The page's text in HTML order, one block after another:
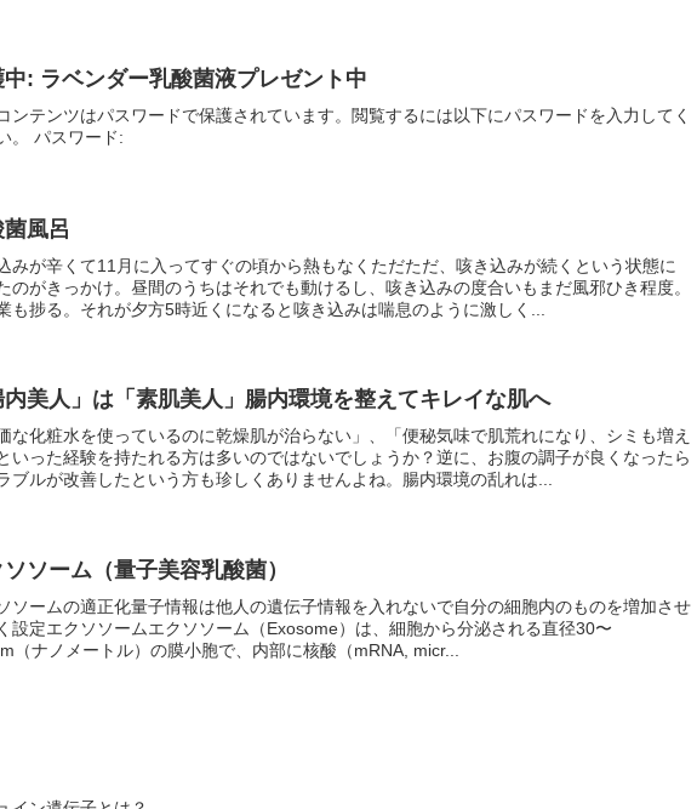
中: ラベンダー乳酸菌液プレゼント中
ンテンツはパスワードで保護されています。閲覧するには以下にパスワードを入力してく
。 パスワード:
風呂
みが辛くて11月に入ってすぐの頃から熱もなくただただ、咳き込みが続くという状態に
のがきっかけ。昼間のうちはそれでも動けるし、咳き込みの度合いもまだ風邪ひき程度。
も捗る。それが夕方5時近くになると咳き込みは喘息のように激しく...
内美人」は「素肌美人」腸内環境を整えてキレイな肌へ
価な化粧水を使っているのに乾燥肌が治らない」、「便秘気味で肌荒れになり、シミも増え
いった経験を持たれる方は多いのではないでしょうか？逆に、お腹の調子が良くなったら
ブルが改善したという方も珍しくありませんよね。腸内環境の乱れは...
ソーム（量子美容乳酸菌）
ソームの適正化量子情報は他人の遺伝子情報を入れないで自分の細胞内のものを増加させ
設定エクソソームエクソソーム（Exosome）は、細胞から分泌される直径30〜
（ナノメートル）の膜小胞で、内部に核酸（mRNA, micr...